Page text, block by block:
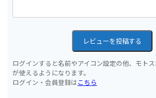
レビューを投稿する
ログインすると名前やアイコン設定の他、モト
が使えるようになります。
ログイン・会員登録はこちら